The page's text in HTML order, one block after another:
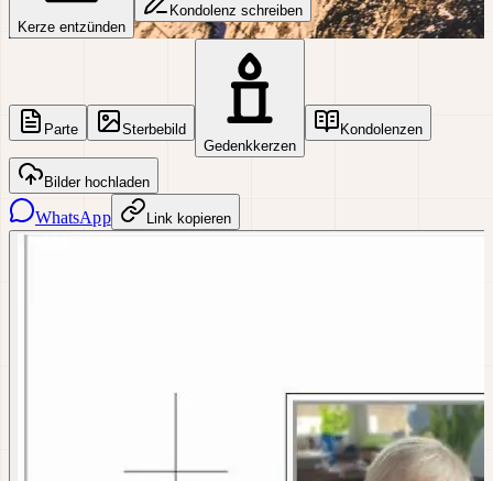
Kerze entzünden
Kondolenz schreiben
Parte
Sterbebild
Gedenkkerzen
Kondolenzen
Bilder hochladen
WhatsApp Link kopieren